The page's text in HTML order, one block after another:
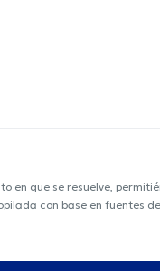
en que se resuelve,
con base en fuentes